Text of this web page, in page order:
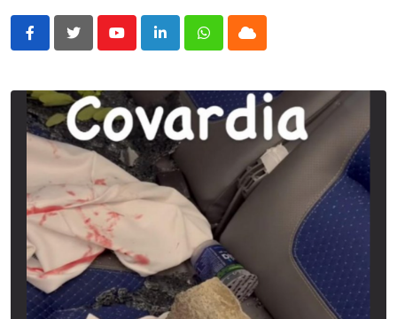
YoutubeLinkedInWhatsappCloud